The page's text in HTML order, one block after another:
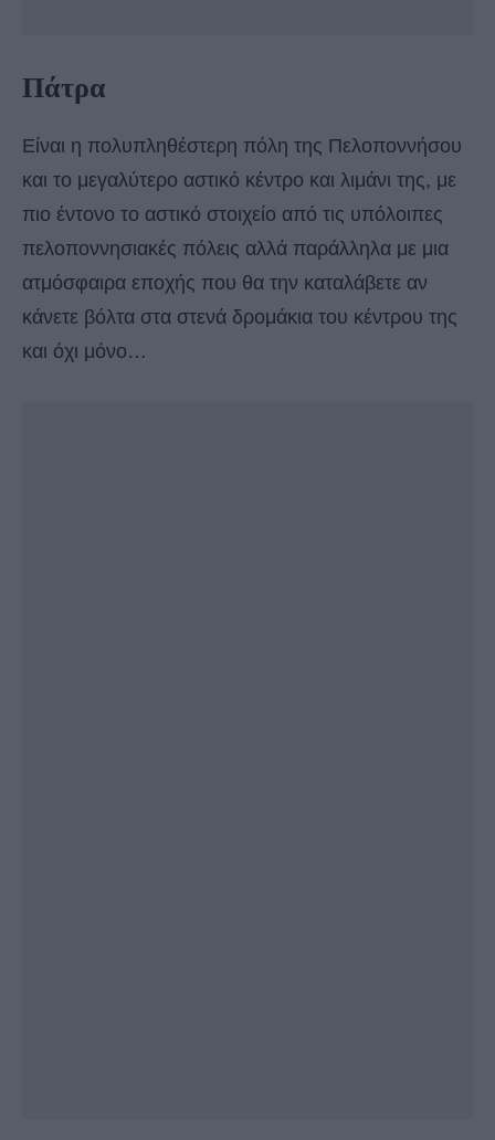
Πάτρα
Είναι η πολυπληθέστερη πόλη της Πελοποννήσου
και το μεγαλύτερο αστικό κέντρο και λιμάνι της, με
πιο έντονο το αστικό στοιχείο από τις υπόλοιπες
πελοποννησιακές πόλεις αλλά παράλληλα με μια
ατμόσφαιρα εποχής που θα την καταλάβετε αν
κάνετε βόλτα στα στενά δρομάκια του κέντρου της
και όχι μόνο…